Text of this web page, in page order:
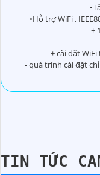
•Hỗ trợ WiFi ,
+
+ cài đặt
- quá trình cài đặt
TIN TỨC